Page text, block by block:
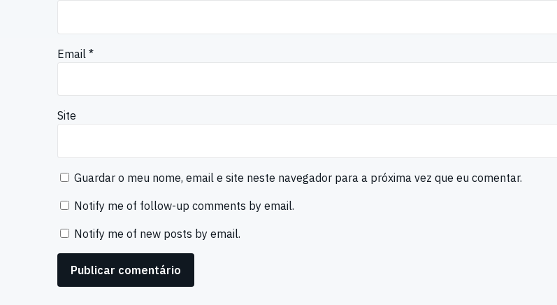
Email *
Site
Guardar o meu nome, email e site neste navegador para a próxima vez que eu comentar.
Notify me of follow-up comments by email.
Notify me of new posts by email.